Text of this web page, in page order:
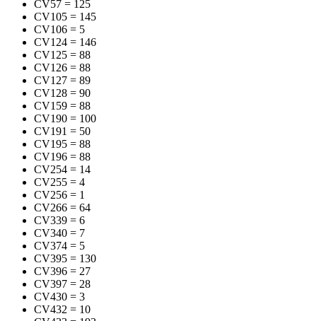
CV57 = 125
CV105 = 145
CV106 = 5
CV124 = 146
CV125 = 88
CV126 = 88
CV127 = 89
CV128 = 90
CV159 = 88
CV190 = 100
CV191 = 50
CV195 = 88
CV196 = 88
CV254 = 14
CV255 = 4
CV256 = 1
CV266 = 64
CV339 = 6
CV340 = 7
CV374 = 5
CV395 = 130
CV396 = 27
CV397 = 28
CV430 = 3
CV432 = 10